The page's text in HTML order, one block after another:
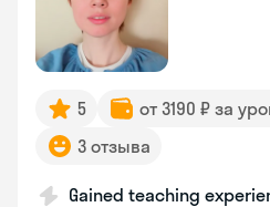
5 от 3190 ₽ за
3 отзыва
Gained teaching